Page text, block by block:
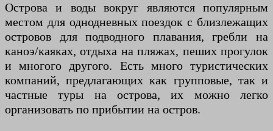
Острова и воды вокруг являются популярным
местом для однодневных поездок с близлежащих
островов для подводного плавания, гребли на
каноэ/каяках, отдыха на пляжах, пеших прогулок
и многого другого. Есть много туристических
компаний, предлагающих как групповые, так и
частные туры на острова, их можно легко
организовать по прибытии на остров.